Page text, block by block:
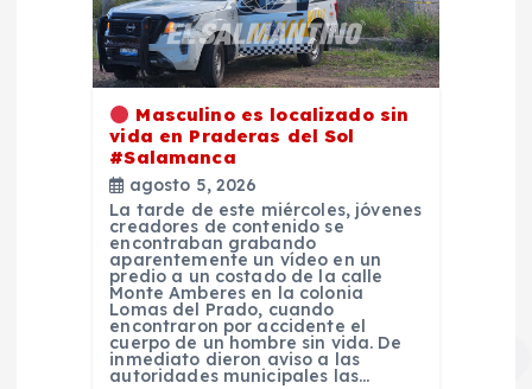
Masculino es localizado sin
vida en Praderas del Sol
#Salamanca
agosto 5, 2026
La tarde de este miércoles, jóvenes
creadores de contenido se
encontraban grabando
aparentemente un vídeo en un
predio a un costado de la calle
Monte Amberes en la colonia
Lomas del Prado, cuando
encontraron por accidente el
cuerpo de un hombre sin vida. De
inmediato dieron aviso a las
autoridades municipales las…